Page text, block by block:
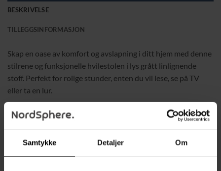
Samtykke Detaljer Om
BESKRIVELSE
TILLEGGSINFORMASJON
Skap en oase av komfort og avslapning i ditt hjem med denne
stilrene og funksjonelle hvilestolen i lys grått linlignende
stoff. Perfekt for rolige stunder, enten du vil lese, se på TV
eller ta en lur.
Egenskaper:
sidehåndtak for å finne den perfekte posisjonen for
avslapning.